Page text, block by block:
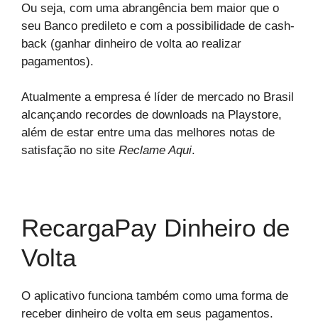
Ou seja, com uma abrangência bem maior que o
seu Banco predileto e com a possibilidade de cash-
back (ganhar dinheiro de volta ao realizar
pagamentos).
Atualmente a empresa é líder de mercado no Brasil
alcançando recordes de downloads na Playstore,
além de estar entre uma das melhores notas de
satisfação no site Reclame Aqui.
RecargaPay Dinheiro de
Volta
O aplicativo funciona também como uma forma de
receber dinheiro de volta em seus pagamentos.